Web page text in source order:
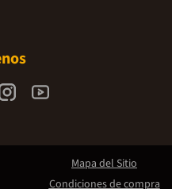
Mapa del Sitio
Condiciones de compra